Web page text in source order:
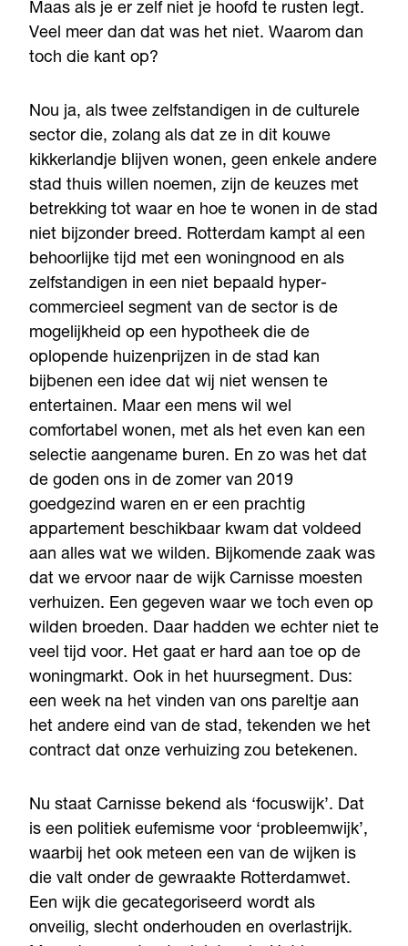
Maas als je er zelf niet je hoofd te rusten legt.
Veel meer dan dat was het niet. Waarom dan
toch die kant op?
Nou ja, als twee zelfstandigen in de culturele
sector die, zolang als dat ze in dit kouwe
kikkerlandje blijven wonen, geen enkele andere
stad thuis willen noemen, zijn de keuzes met
betrekking tot waar en hoe te wonen in de stad
niet bijzonder breed. Rotterdam kampt al een
behoorlijke tijd met een woningnood en als
zelfstandigen in een niet bepaald hyper-
commercieel segment van de sector is de
mogelijkheid op een hypotheek die de
oplopende huizenprijzen in de stad kan
bijbenen een idee dat wij niet wensen te
entertainen. Maar een mens wil wel
comfortabel wonen, met als het even kan een
selectie aangename buren. En zo was het dat
de goden ons in de zomer van 2019
goedgezind waren en er een prachtig
appartement beschikbaar kwam dat voldeed
aan alles wat we wilden. Bijkomende zaak was
dat we ervoor naar de wijk Carnisse moesten
verhuizen. Een gegeven waar we toch even op
wilden broeden. Daar hadden we echter niet te
veel tijd voor. Het gaat er hard aan toe op de
woningmarkt. Ook in het huursegment. Dus:
een week na het vinden van ons pareltje aan
het andere eind van de stad, tekenden we het
contract dat onze verhuizing zou betekenen.
Nu staat Carnisse bekend als ‘focuswijk’. Dat
is een politiek eufemisme voor ‘probleemwijk’,
waarbij het ook meteen een van de wijken is
die valt onder de gewraakte Rotterdamwet.
Een wijk die gecategoriseerd wordt als
onveilig, slecht onderhouden en overlastrijk.